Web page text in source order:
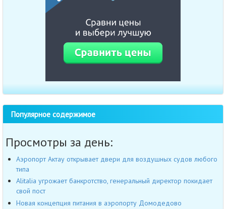
Популярное содержимое
Просмотры за день:
Аэропорт Актау открывает двери для воздушных судов любого
типа
Alitalia угрожает банкротство, генеральный директор покидает
свой пост
Новая концепция питания в аэропорту Домодедово